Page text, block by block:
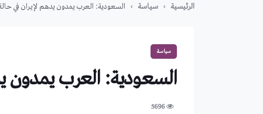
الرئيسية سياسة السعودية: العرب يمدون يدهم لإيران في
سياسة
السعودية: العرب يمدون
5696